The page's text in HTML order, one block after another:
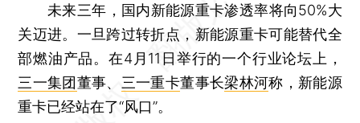
未来三年，国内新能源重卡渗透率将向50%大
关迈进。一旦跨过转折点，新能源重卡可能替代全
部燃油产品。在4月11日举行的一个行业论坛上，
三一集团董事、 三一重卡董事长梁林河称，新能源
重卡已经站在了“风口”。